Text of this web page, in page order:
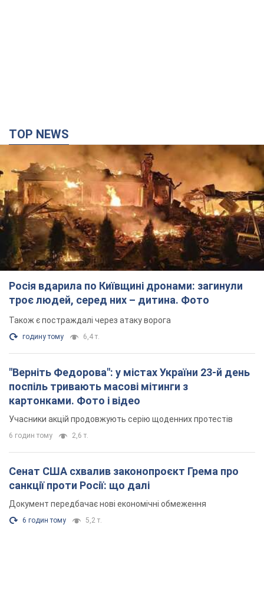
TOP NEWS
Росія вдарила по Київщині дронами: загинули
троє людей, серед них – дитина. Фото
Також є постраждалі через атаку ворога
годину тому 6,4 т.
"Верніть Федорова": у містах України 23-й день
поспіль тривають масові мітинги з
картонками. Фото і відео
Учасники акцій продовжують серію щоденних протестів
6 годин тому 2,6 т.
Сенат США схвалив законопроєкт Грема про
санкції проти Росії: що далі
Документ передбачає нові економічні обмеження
6 годин тому 5,2 т.